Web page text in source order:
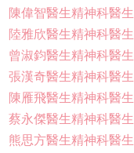
陳偉智醫生精神科醫生
陸雅欣醫生精神科醫生
曾淑鈞醫生精神科醫生
張漢奇醫生精神科醫生
陳雁飛醫生精神科醫生
蔡永傑醫生精神科醫生
熊思方醫生精神科醫生